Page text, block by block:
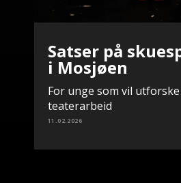
Satser på
i Mosjøen
For unge som vil
teaterarbeid
11.02.2026